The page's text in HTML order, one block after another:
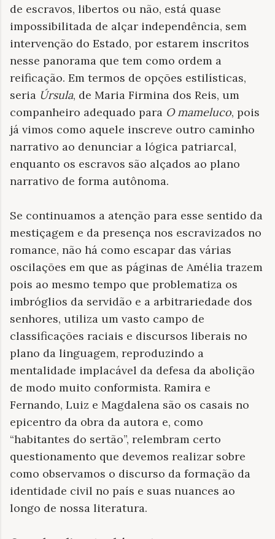
de escravos, libertos ou não, está quase
impossibilitada de alçar independência, sem
intervenção do Estado, por estarem inscritos
nesse panorama que tem como ordem a
reificação. Em termos de opções estilísticas,
seria Úrsula, de Maria Firmina dos Reis, um
companheiro adequado para O mameluco, pois
já vimos como aquele inscreve outro caminho
narrativo ao denunciar a lógica patriarcal,
enquanto os escravos são alçados ao plano
narrativo de forma autônoma.
Se continuamos a atenção para esse sentido da
mestiçagem e da presença nos escravizados no
romance, não há como escapar das várias
oscilações em que as páginas de Amélia trazem
pois ao mesmo tempo que problematiza os
imbróglios da servidão e a arbitrariedade dos
senhores, utiliza um vasto campo de
classificações raciais e discursos liberais no
plano da linguagem, reproduzindo a
mentalidade implacável da defesa da abolição
de modo muito conformista. Ramira e
Fernando, Luiz e Magdalena são os casais no
epicentro da obra da autora e, como
“habitantes do sertão”, relembram certo
questionamento que devemos realizar sobre
como observamos o discurso da formação da
identidade civil no país e suas nuances ao
longo de nossa literatura.